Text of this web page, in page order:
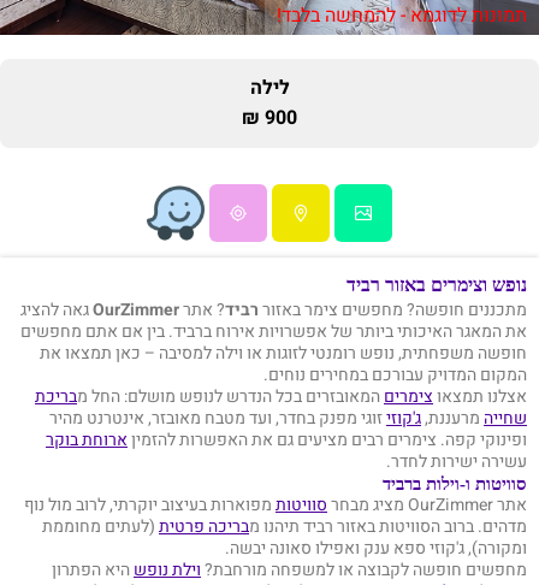
תמונות לדוגמא - להמחשה בלבד!
לילה
900 ₪
נופש וצימרים באזור רביד
מתכננים חופשה? מחפשים צימר באזוררביד? אתרOurZimmerגאה להציג
את המאגר האיכותי ביותר של אפשרויות אירוח ברביד. בין אם אתם מחפשים
חופשה משפחתית, נופש רומנטי לזוגות או וילה למסיבה – כאן תמצאו את
המקום המדויק עבורכם במחירים נוחים.
אצלנו תמצאוצימריםהמאובזרים בכל הנדרש לנופש מושלם: החל מבריכת
שחייה מרעננת,ג'קוזיזוגי מפנק בחדר, ועד מטבח מאובזר, אינטרנט מהיר
ופינוקי קפה. צימרים רבים מציעים גם את האפשרות להזמיןארוחת בוקר
עשירה ישירות לחדר.
סוויטות ו-וילות ברביד
אתר OurZimmer מציג מבחר סוויטותמפוארות בעיצוב יוקרתי, לרוב מול נוף
מדהים. ברוב הסוויטות באזור רביד תיהנו מבריכה פרטית(לעתים מחוממת
ומקורה), ג'קוזי ספא ענק ואפילו סאונה יבשה.
מחפשים חופשה לקבוצה או למשפחה מורחבת?וילת נופשהיא הפתרון